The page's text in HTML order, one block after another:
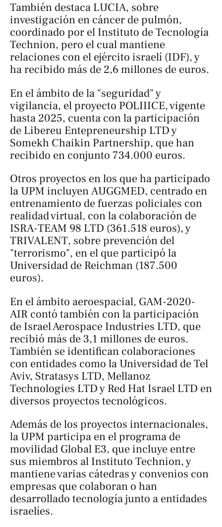
También destaca LUCIA, sobre
investigación en cáncer de pulmón,
coordinado por el Instituto de Tecnología
Technion, pero el cual mantiene
relaciones con el ejército israelí (IDF), y
ha recibido más de 2,6 millones de euros.
En el ámbito de la "seguridad" y
vigilancia, el proyecto POLIIICE, vigente
hasta 2025, cuenta con la participación
de Libereu Entepreneurship LTD y
Somekh Chaikin Partnership, que han
recibido en conjunto 734.000 euros.
Otros proyectos en los que ha participado
la UPM incluyenAUGGMED, centrado en
entrenamiento de fuerzas policiales con
realidad virtual, con la colaboración de
ISRA-TEAM 98 LTD (361.518 euros), y
TRIVALENT, sobre prevención del
"terrorismo", en el que participó la
Universidad de Reichman (187.500
euros).
En el ámbito aeroespacial, GAM-2020-
AIR contó también con la participación
de Israel Aerospace Industries LTD, que
recibió más de 3,1 millones de euros.
También se identifican colaboraciones
con entidades como la Universidad de Tel
Aviv, Stratasys LTD, Mellanoz
Technologies LTD y Red Hat Israel LTD en
diversos proyectos tecnológicos.
Además de los proyectos internacionales,
la UPM participa en el programa de
movilidad Global E3, que incluye entre
sus miembros al Instituto Technion, y
mantiene varias cátedras y convenios con
empresas que colaboran o han
desarrollado tecnología junto a entidades
israelíes.